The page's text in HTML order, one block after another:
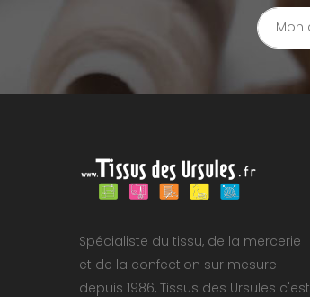
Spécialiste du tissu, de la mercerie
et de la confection sur mesure
depuis 1986, Tissus des Ursules c'est